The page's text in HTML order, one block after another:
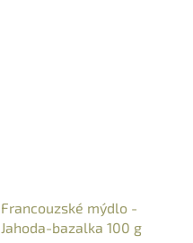
Francouzské mýdlo -
Jahoda-bazalka 100 g